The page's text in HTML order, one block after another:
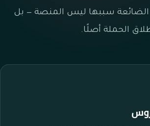
الضائعة سببها ليس المنصة — بل
الحملة أصلًا.